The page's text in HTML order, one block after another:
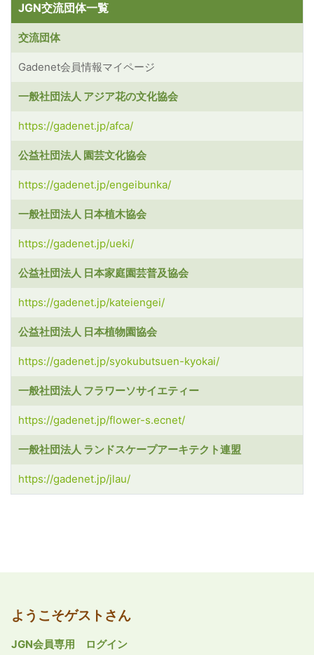
JGN交流団体一覧
交流団体
Gadenet会員情報マイページ
一般社団法人 アジア花の文化協会
https://gadenet.jp/afca/
公益社団法人 園芸文化協会
https://gadenet.jp/engeibunka/
一般社団法人 日本植木協会
https://gadenet.jp/ueki/
公益社団法人 日本家庭園芸普及協会
https://gadenet.jp/kateiengei/
公益社団法人 日本植物園協会
https://gadenet.jp/syokubutsuen-kyokai/
一般社団法人 フラワーソサイエティー
https://gadenet.jp/flower-s.ecnet/
一般社団法人 ランドスケープアーキテクト連盟
https://gadenet.jp/jlau/
ようこそゲストさん
JGN会員専用 ログイン